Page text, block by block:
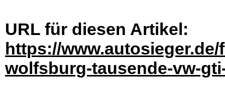
URL für diesen Artikel:
https://
wolfsburg-tausende-vw-